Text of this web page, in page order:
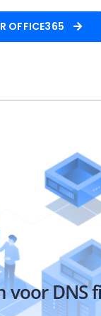
OFFICE365
voor DNS